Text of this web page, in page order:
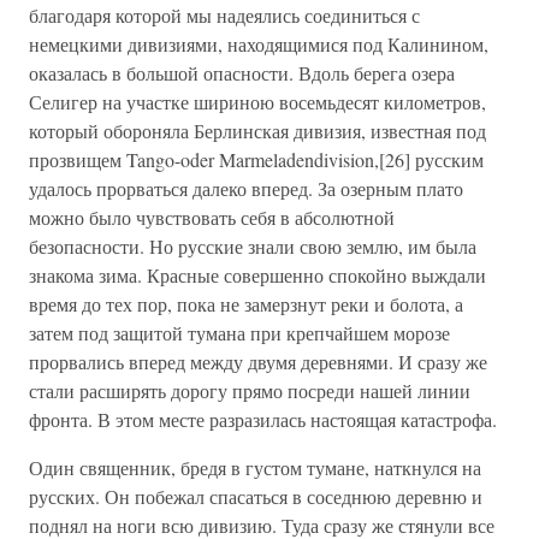
благодаря которой мы надеялись соединиться с
немецкими дивизиями, находящимися под Калинином,
оказалась в большой опасности. Вдоль берега озера
Селигер на участке шириною восемьдесят километров,
который обороняла Берлинская дивизия, известная под
прозвищем Tango-oder Marmeladendivision,[26] русским
удалось прорваться далеко вперед. За озерным плато
можно было чувствовать себя в абсолютной
безопасности. Но русские знали свою землю, им была
знакома зима. Красные совершенно спокойно выждали
время до тех пор, пока не замерзнут реки и болота, а
затем под защитой тумана при крепчайшем морозе
прорвались вперед между двумя деревнями. И сразу же
стали расширять дорогу прямо посреди нашей линии
фронта. В этом месте разразилась настоящая катастрофа.
Один священник, бредя в густом тумане, наткнулся на
русских. Он побежал спасаться в соседнюю деревню и
поднял на ноги всю дивизию. Туда сразу же стянули все